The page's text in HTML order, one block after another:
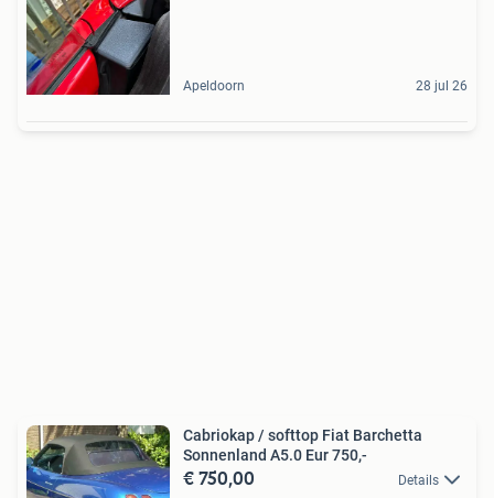
Apeldoorn 28 jul 26
Cabriokap / softtop Fiat Barchetta
Sonnenland A5.0 Eur 750,-
€ 750,00 Details